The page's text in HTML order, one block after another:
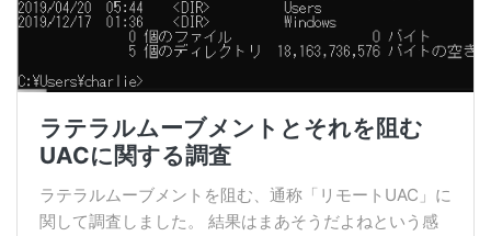
ラテラルムーブメントとそれを阻む
UACに関する調査
ラテラルムーブメントを阻む、通称「リモートUAC」に
関して調査しました。 結果はまあそうだよねという感